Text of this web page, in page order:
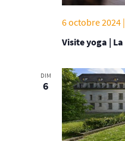
Visite yoga |
6 octobre 2024
DIM
6